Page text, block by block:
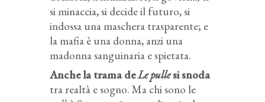
si minaccia, si decide il futuro, si
indossa una maschera trasparente; e
la mafia è una donna, anzi una
madonna sanguinaria e spietata.
Anche la trama deLe pullesi snoda
tra realtà e sogno. Ma chi sono le